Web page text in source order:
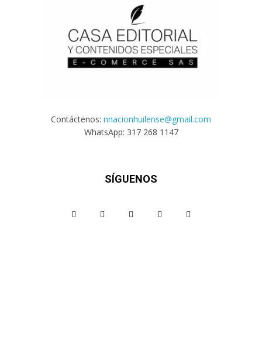
Contáctenos: nnacionhuilense@gmail.com
WhatsApp: 317 268 1147
SÍGUENOS